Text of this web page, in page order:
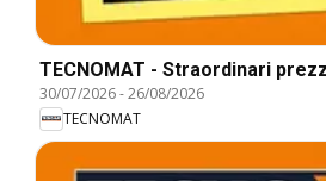
TECNOMAT - Straordinari
30/07/2026-26/08/2026
TECNOMAT